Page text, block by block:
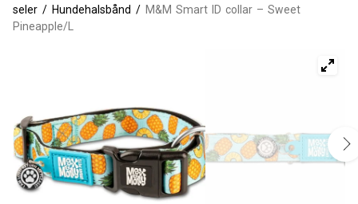
seler / Hundehalsbånd / M&M Smart ID collar – Sweet
Pineapple/L